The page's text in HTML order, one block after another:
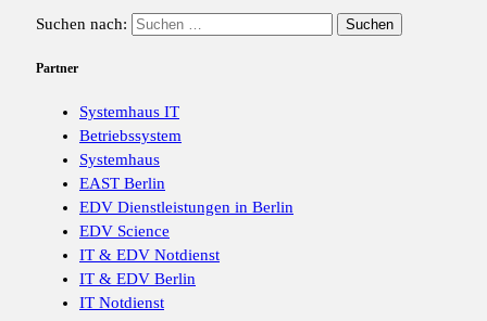
Suchen nach:
Partner
Systemhaus IT
Betriebssystem
Systemhaus
EAST Berlin
EDV Dienstleistungen in Berlin
EDV Science
IT & EDV Notdienst
IT & EDV Berlin
IT Notdienst